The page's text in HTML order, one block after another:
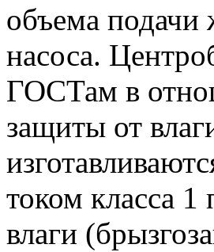
объема подачи
насоса.
ГОСТам в
защиты от
током класса
влаги